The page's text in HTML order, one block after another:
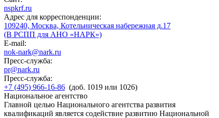
nspkrf.ru
Адрес для корреспонденции:
109240, Москва, Котельническая набережная д.17
(В РСПП для АНО «НАРК»)
E-mail:
nok-nark@nark.ru
Пресс-служба:
pr@nark.ru
Пресс-служба:
+7 (495) 966-16-86 (доб. 1019 или 1026)
Национальное агентство
Главной целью Национального агентства развития
квалификаций является содействие развитию Национальной